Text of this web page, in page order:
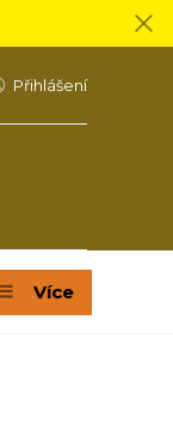
Přihlášení
Více